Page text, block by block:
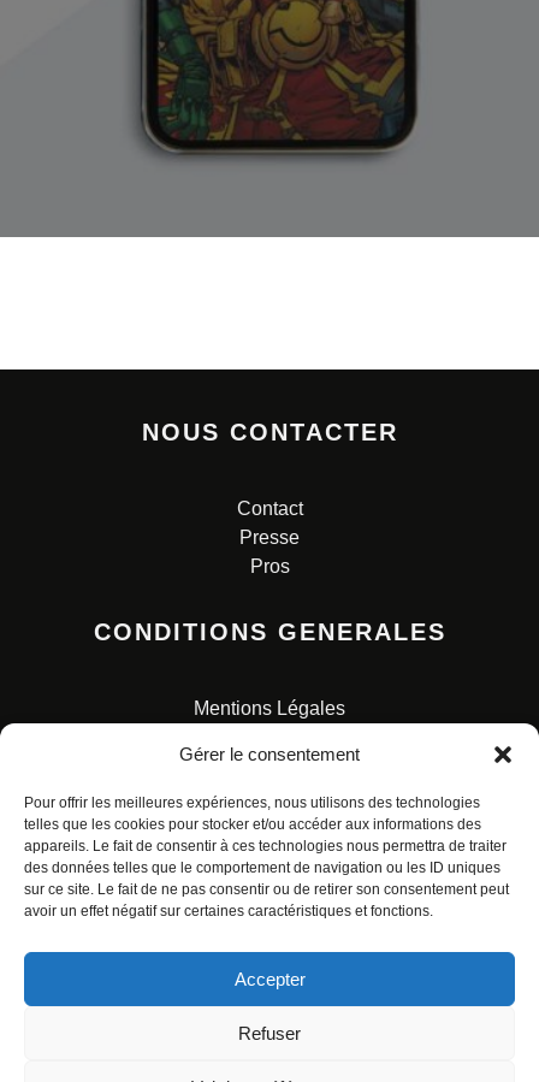
Gérer le consentement
Pour offrir les meilleures expériences, nous utilisons des technologies
telles que les cookies pour stocker et/ou accéder aux informations des
appareils. Le fait de consentir à ces technologies nous permettra de traiter
des données telles que le comportement de navigation ou les ID uniques
sur ce site. Le fait de ne pas consentir ou de retirer son consentement peut
avoir un effet négatif sur certaines caractéristiques et fonctions.
Accepter
Refuser
NOUS CONTACTER
Contact
Presse
Pros
CONDITIONS GENERALES
Mentions Légales
Charte pour la protection des données personnelles
© ALL RIGHTS RESERVED. URBAN COMICS POUR LES